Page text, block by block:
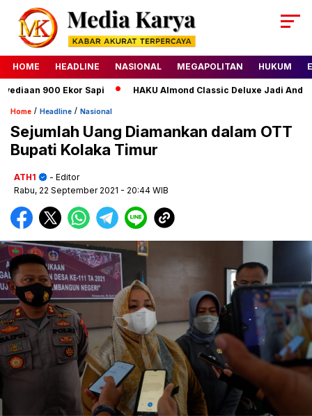
HOME HEADLINE NASIONAL MEGAPOLITAN HUKUM
900 Ekor Sapi HAKU Almond Classic Deluxe Jadi
Home / Headline / Nasional
Sejumlah Uang Diamankan dalam OTT
Bupati Kolaka Timur
ATH1
- Editor
Rabu, 22 September 2021 - 20:44 WIB